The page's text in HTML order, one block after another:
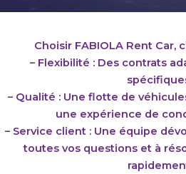
Choisir FABIOLA Rent Car,
– Flexibilité : Des contrats
– Qualité : Une flotte de
une expérience de
– Service client : Une équipe
toutes vos questions et à